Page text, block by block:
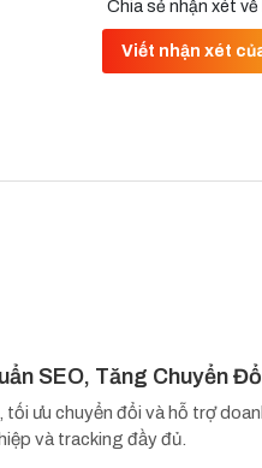
Chia sẻ nhận xét về
SEO, Tăng Chuyển
ưu chuyển đổi và hỗ trợ
và tracking đầy đủ.